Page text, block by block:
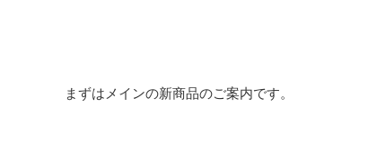
まずはメインの新商品のご案内です。